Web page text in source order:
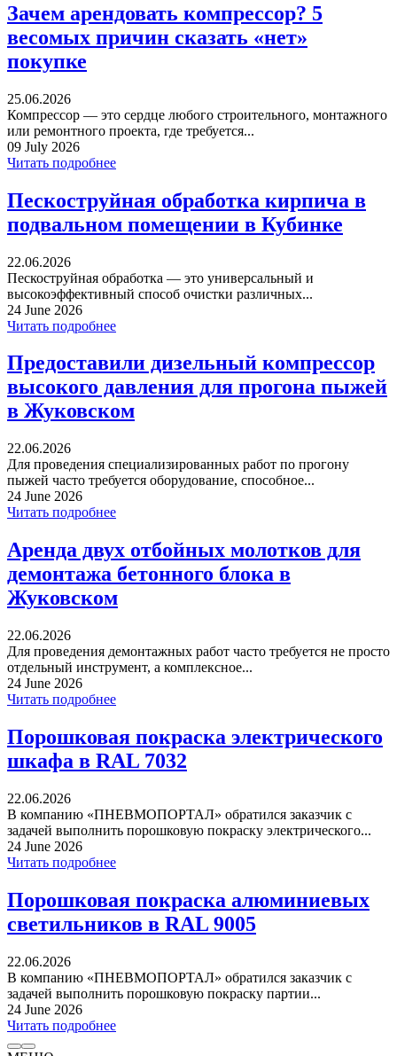
Зачем арендовать компрессор? 5
весомых причин сказать «нет»
покупке
25.06.2026
Компрессор — это сердце любого строительного, монтажного
или ремонтного проекта, где требуется...
09 July 2026
Читать подробнее
Пескоструйная обработка кирпича в
подвальном помещении в Кубинке
22.06.2026
Пескоструйная обработка — это универсальный и
высокоэффективный способ очистки различных...
24 June 2026
Читать подробнее
Предоставили дизельный компрессор
высокого давления для прогона пыжей
в Жуковском
22.06.2026
Для проведения специализированных работ по прогону
пыжей часто требуется оборудование, способное...
24 June 2026
Читать подробнее
Аренда двух отбойных молотков для
демонтажа бетонного блока в
Жуковском
22.06.2026
Для проведения демонтажных работ часто требуется не просто
отдельный инструмент, а комплексное...
24 June 2026
Читать подробнее
Порошковая покраска электрического
шкафа в RAL 7032
22.06.2026
В компанию «ПНЕВМОПОРТАЛ» обратился заказчик с
задачей выполнить порошковую покраску электрического...
24 June 2026
Читать подробнее
Порошковая покраска алюминиевых
светильников в RAL 9005
22.06.2026
В компанию «ПНЕВМОПОРТАЛ» обратился заказчик с
задачей выполнить порошковую покраску партии...
24 June 2026
Читать подробнее